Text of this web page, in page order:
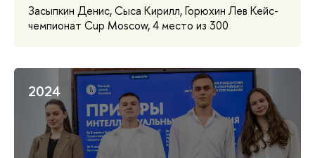
Засыпкин Денис, Сыса Кирилл, Горюхин Лев Кейс-
чемпионат Cup Moscow, 4 место из 300
2024